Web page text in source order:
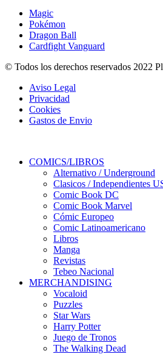
Magic
Pokémon
Dragon Ball
Cardfight Vanguard
© Todos los derechos reservados 2022
Aviso Legal
Privacidad
Cookies
Gastos de Envio
COMICS/LIBROS
Alternativo / Underground
Clasicos / Independientes
Comic Book DC
Comic Book Marvel
Cómic Europeo
Comic Latinoamericano
Libros
Manga
Revistas
Tebeo Nacional
MERCHANDISING
Vocaloid
Puzzles
Star Wars
Harry Potter
Juego de Tronos
The Walking Dead